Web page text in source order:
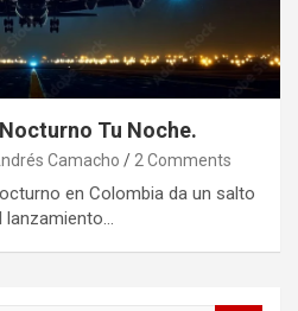
Tu Noche.
Camacho 2 Comments
en Colombia da un salto
lanzamiento…